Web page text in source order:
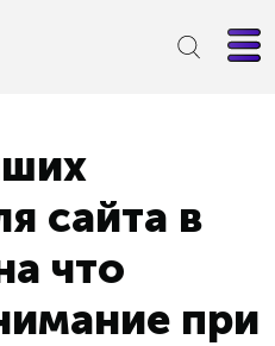
сайта в
что
при